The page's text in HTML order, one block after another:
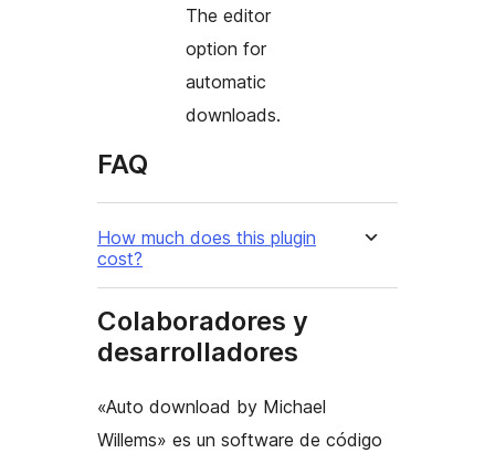
The editor
option for
automatic
downloads.
FAQ
How much does this plugin
cost?
Colaboradores y
desarrolladores
«Auto download by Michael
Willems» es un software de código